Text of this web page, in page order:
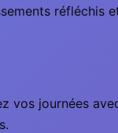
réfléchis
vos journées